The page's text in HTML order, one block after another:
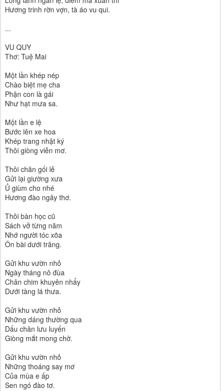
Hương trinh rờn vợn, tà áo vu qui.
...
VU QUY
Thơ: Tuệ Mai
Một lần khép nép
Chào biệt mẹ cha
Phận con là gái
Như hạt mưa sa.
Một lần e lệ
Bước lên xe hoa
Khép trang nhật ký
Thôi giòng viễn mơ.
Thôi chăn gối lẻ
Gửi lại giường xưa
Ủ giùm cho nhé
Hương đào ngây thơ.
Thôi bàn học cũ
Sách vở từng năm
Nhớ người tóc xõa
Ôn bài dưới trăng.
Gửi khu vườn nhỏ
Ngày tháng nô đùa
Chân chim khuyên nhẩy
Dưới tàng lá thưa.
Gửi khu vườn nhỏ
Những dáng thường qua
Dấu chân lưu luyến
Giòng mắt mong chờ.
Gửi khu vườn nhỏ
Những thoáng say mơ
Của mùa e ấp
Sen ngó đào tơ.